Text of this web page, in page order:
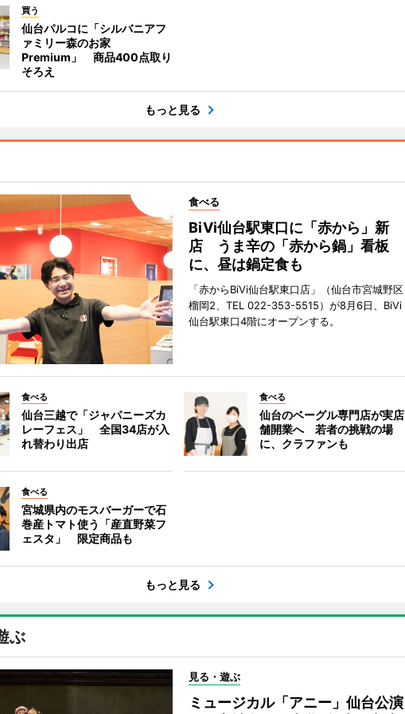
買う
仙台パルコに「シルバニアフ
ァミリー森のお家
Premium」 商品400点取り
そろえ
もっと見る
食べる
BiVi仙台駅東口に「赤から」新
店 うま辛の「赤から鍋」看板
に、昼は鍋定食も
「赤からBiVi仙台駅東口店」（仙台市宮城野区
榴岡2、TEL 022-353-5515）が8月6日、BiVi
仙台駅東口4階にオープンする。
食べる
仙台三越で「ジャパニーズカ
レーフェス」 全国34店が入
れ替わり出店
食べる
仙台のベーグル専門店が実店
舗開業へ 若者の挑戦の場
に、クラファンも
食べる
宮城県内のモスバーガーで石
巻産トマト使う「産直野菜フ
ェスタ」 限定商品も
もっと見る
ぶ
見る・遊ぶ
ミュージカル「アニー」仙台公演